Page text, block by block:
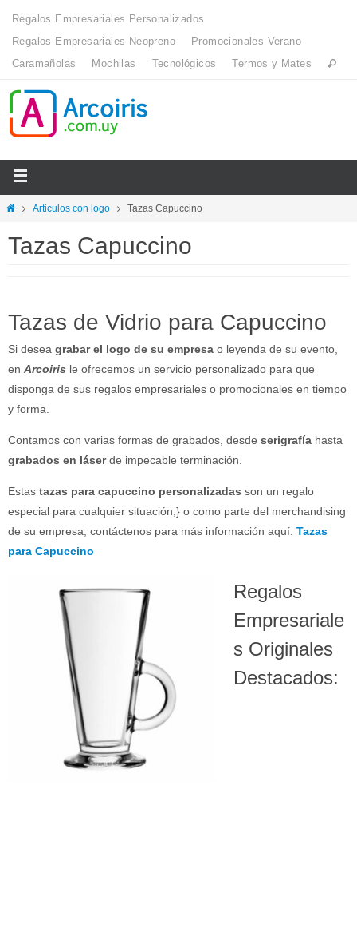
Regalos Empresariales Personalizados
Regalos Empresariales Neopreno
Promocionales Verano
Caramañolas
Mochilas Tecnológicos Termos y Mates
Articulos con logo Tazas Capuccino
Tazas Capuccino
Tazas de Vidrio para Capuccino
Si desea grabar el logo de su empresa o leyenda de su evento,
en Arcoiris le ofrecemos un servicio personalizado para que
disponga de sus regalos empresariales o promocionales en tiempo
y forma.
Contamos con varias formas de grabados, desde serigrafía hasta
grabados en láserde impecable terminación.
Estas tazas para capuccino personalizadas son un regalo
especial para cualquier situación,} o como parte del merchandising
de su empresa; contáctenos para más información aquí: Tazas
para Capuccino
Regalos
Empresariale
s Originales
Destacados: